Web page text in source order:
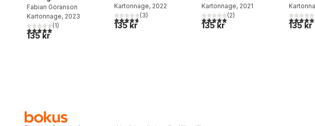
Fabian Göranson
Kartonnage, 2023
5,0utav 5 stjärnor. Totalt antal röster:
(1)
135 kr
Kartonnage, 2022
4,7utav 5 stjärnor. Totalt antal röster:
(3)
135 kr
Kartonnage, 2021
5,0utav 5 stjärnor. Totalt antal röster:
(2)
135 kr
5,0utav
135 kr